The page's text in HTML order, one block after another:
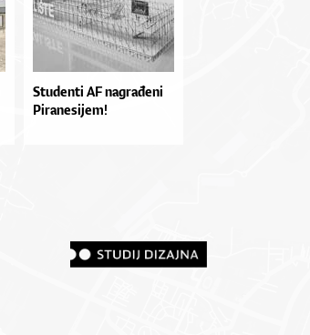
Studenti AF nagrađeni
Piranesijem!